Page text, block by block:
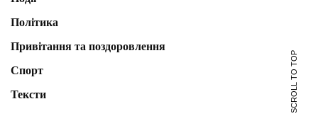
Політика
Привітання та поздоровлення
Спорт
Тексти
SCROLL TO TOP